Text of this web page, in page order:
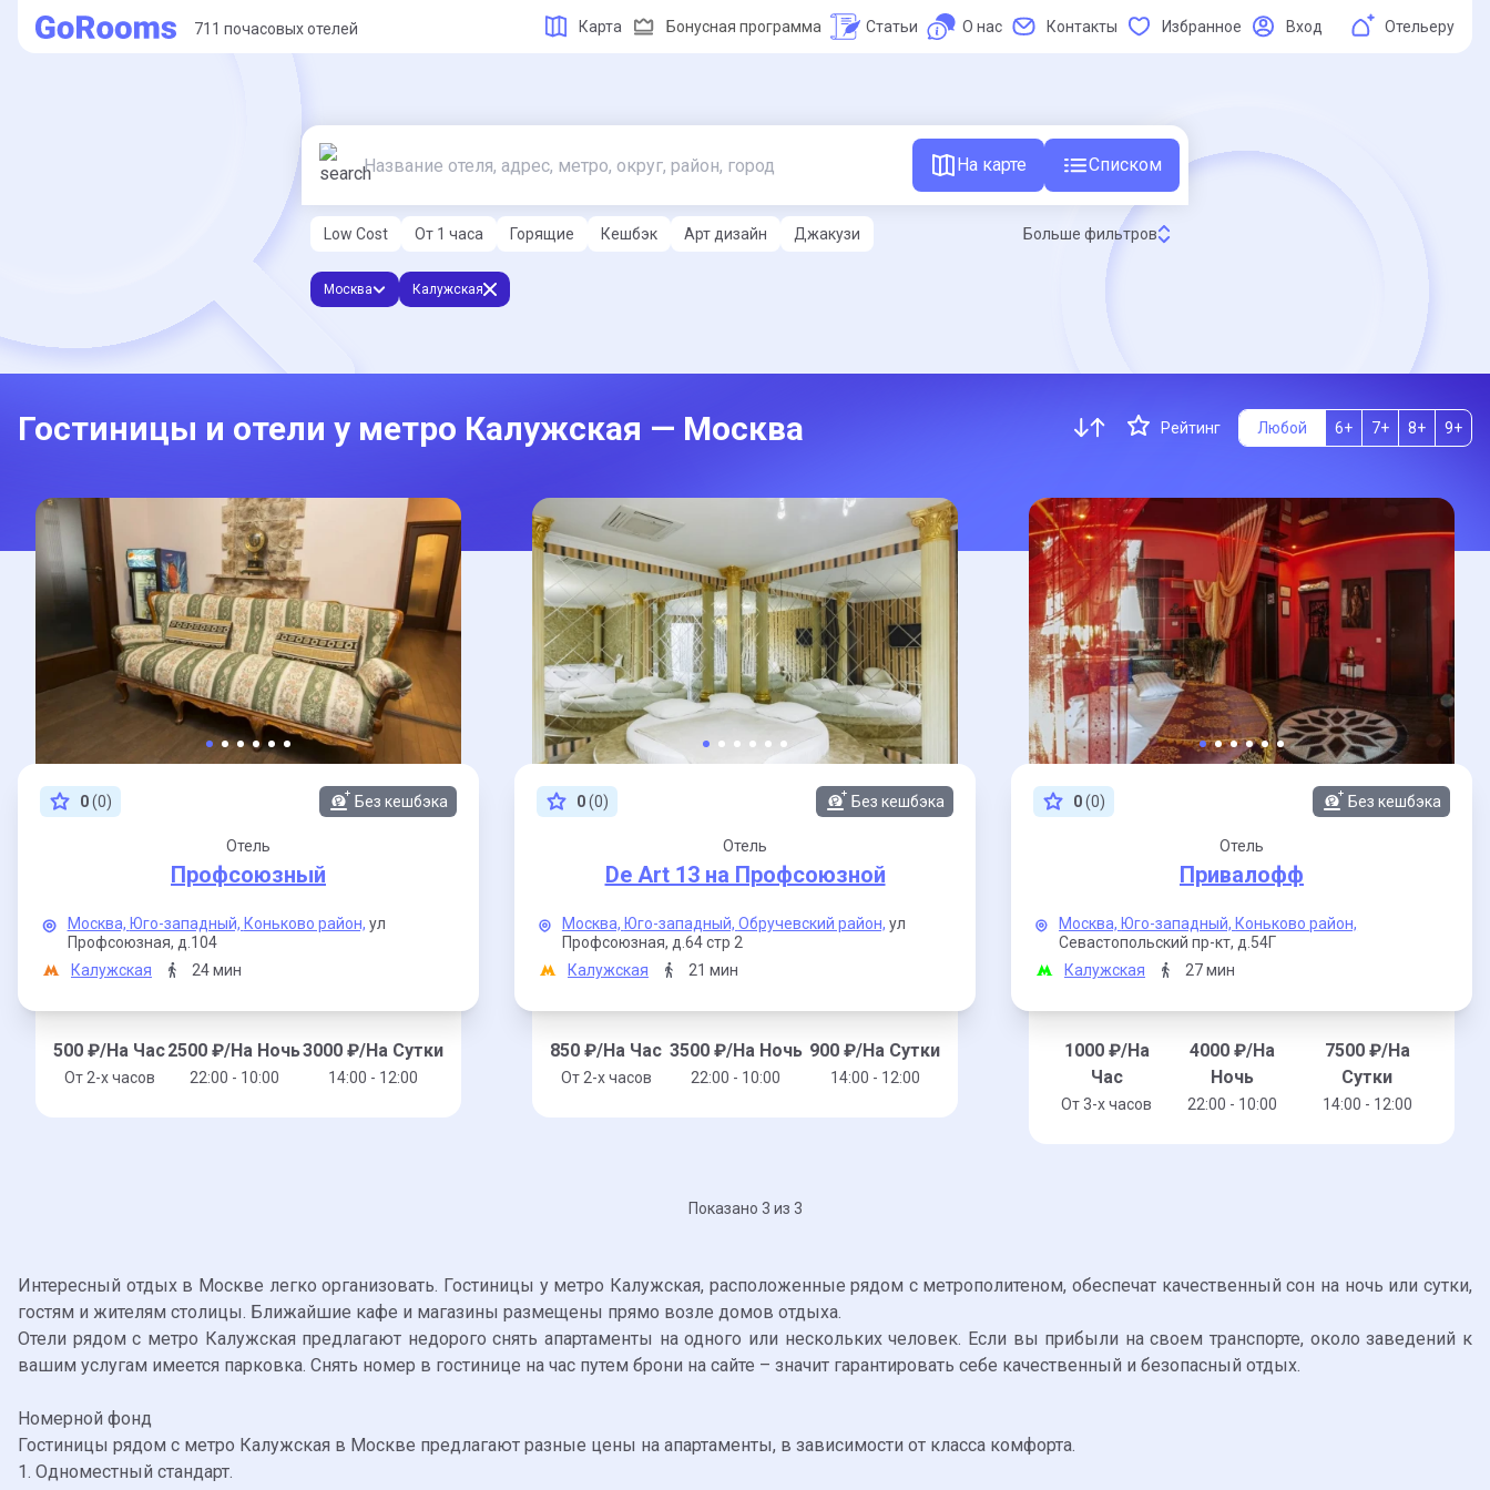
711 почасовых отелей Карта Бонусная программа Статьи О нас Контакты Избранное Вход Отельеру
На карте Списком
Low Cost От 1 часа Горящие Кешбэк Арт дизайн Джакузи Больше фильтров
Москва Калужская
Гостиницы и отели у метро Калужская — Москва Рейтинг Любой 6+ 7+ 8+ 9+
0(0) Без кешбэка
Отель
Профсоюзный
Москва, Юго-западный, Коньково район, ул
Профсоюзная, д.104
Калужская
24 мин
500 ₽/На Час
От 2-x часов
2500 ₽/На Ночь
22:00 - 10:00
3000 ₽/На Сутки
14:00 - 12:00
0(0) Без кешбэка
Отель
De Art 13 на Профсоюзной
Москва, Юго-западный, Обручевский район, ул
Профсоюзная, д.64 стр 2
Калужская
21 мин
850 ₽/На Час
От 2-x часов
3500₽/На Ночь
22:00 - 10:00
900 ₽/На Сутки
14:00 - 12:00
0(0) Без кешбэка
Отель
Привалофф
Москва, Юго-западный, Коньково район,
Севастопольский пр-кт, д.54Г
Калужская
27 мин
1000₽/На
Час
От 3-x часов
4000 ₽/На
Ночь
22:00 - 10:00
7500₽/На
Сутки
14:00 - 12:00
Показано 3 из 3
Интересный отдых в Москве легко организовать. Гостиницы у метро Калужская, расположенные рядом с метрополитеном, обеспечат качественный сон на ночь или сутки,
гостям и жителям столицы. Ближайшие кафе и магазины размещены прямо возле домов отдыха.
Отели рядом с метро Калужская предлагают недорого снять апартаменты на одного или нескольких человек. Если вы прибыли на своем транспорте, около заведений к
вашим услугам имеется парковка. Снять номер в гостинице на час путем брони на сайте – значит гарантировать себе качественный и безопасный отдых.
Номерной фонд
Гостиницы рядом с метро Калужская в Москве предлагают разные цены на апартаменты, в зависимости от класса комфорта.
1. Одноместный стандарт.